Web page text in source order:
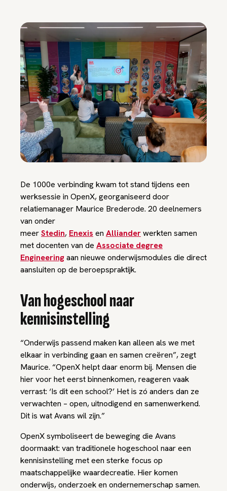
De 1000e verbinding kwam tot stand tijdens een
werksessie in OpenX, georganiseerd door
relatiemanager Maurice Brederode. 20 deelnemers
van onder
meerStedin, Enexis en Allianderwerkten samen
met docenten van de Associate degree
Engineeringaan nieuwe onderwijsmodules die direct
aansluiten op de beroepspraktijk.
Van hogeschool naar
kennisinstelling
“Onderwijs passend maken kan alleen als we met
elkaar in verbinding gaan en samen creëren”, zegt
Maurice. “OpenX helpt daar enorm bij. Mensen die
hier voor het eerst binnenkomen, reageren vaak
verrast: ‘Is dit een school?’ Het is zó anders dan ze
verwachten – open, uitnodigend en samenwerkend.
Dit is wat Avans wil zijn.”
OpenX symboliseert de beweging die Avans
doormaakt: van traditionele hogeschool naar een
kennisinstelling met een sterke focus op
maatschappelijke waardecreatie. Hier komen
onderwijs, onderzoek en ondernemerschap samen.